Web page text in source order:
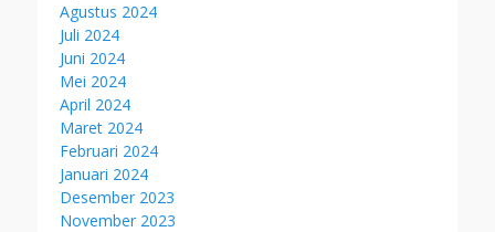
Agustus 2024
Juli 2024
Juni 2024
Mei 2024
April 2024
Maret 2024
Februari 2024
Januari 2024
Desember 2023
November 2023